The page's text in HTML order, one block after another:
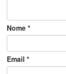
Nome *
Email *